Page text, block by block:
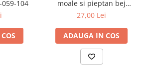
si apa.
nesupravegheat in timp ce face dus sau baie.
nesupravegheat in timp ce face baie sau dus.
cu detergent neutru si apa.
din materiale de calitate si nu contine
104
moale si pieptan bej
Babyono 568/03
27,00 Lei
ADAUGA IN COS